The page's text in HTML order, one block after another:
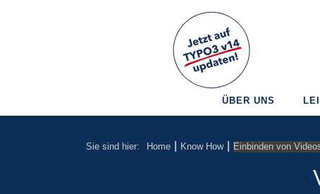
ÜBER UNS
Sie sind hier: Home Know How Einbinden von